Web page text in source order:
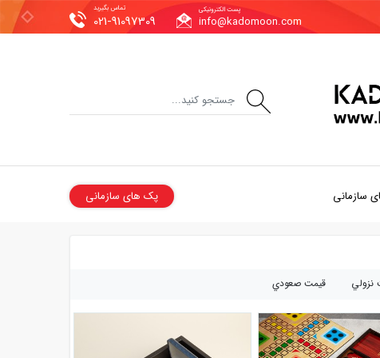
پست الکترونیکی
info@kadomoon.com
تماس بگیرید
021-91097309
سازمانی پک های سازمانی
نزولي قيمت صعودي